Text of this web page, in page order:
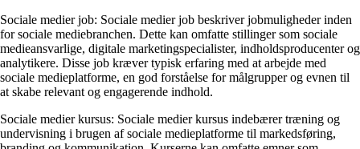
Sociale medier job: Sociale medier job beskriver jobmuligheder inden
for sociale mediebranchen. Dette kan omfatte stillinger som sociale
medieansvarlige, digitale marketingspecialister, indholdsproducenter og
analytikere. Disse job kræver typisk erfaring med at arbejde med
sociale medieplatforme, en god forståelse for målgrupper og evnen til
at skabe relevant og engagerende indhold.
Sociale medier kursus: Sociale medier kursus indebærer træning og
undervisning i brugen af sociale medieplatforme til markedsføring,